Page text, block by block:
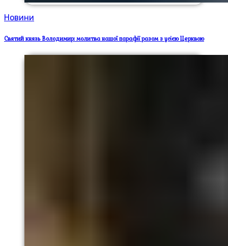
Новини
Святий князь Володимир: молитва нашої парафії разом з усією Церквою